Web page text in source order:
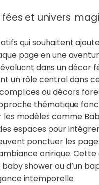
et univers
qui souhaitent
page en une
dans un décor
un rôle central dans
ou décors
thématique
modèles comme
espaces pour
ponctuer les
onirique.
baby shower ou d’un
intemporelle.